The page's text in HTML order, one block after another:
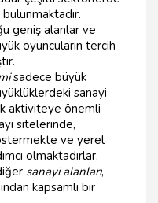
geniş alanlar ve
oyuncuların tercih
sadece büyük
sanayi
aktiviteye önemli
sitelerinde,
ve yerel
olmaktadırlar.
sanayi alanları,
kapsamlı bir